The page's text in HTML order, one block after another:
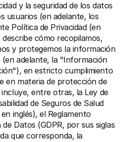
y la seguridad de los datos
usuarios (en adelante, los
Política de Privacidad (en
cómo recopilamos,
y protegemos la información
adelante, la "Información
en estricto cumplimiento
en materia de protección de
entre otras, la Ley de
de Seguros de Salud
inglés), el Reglamento
Datos (GDPR, por sus siglas
que corresponda, la